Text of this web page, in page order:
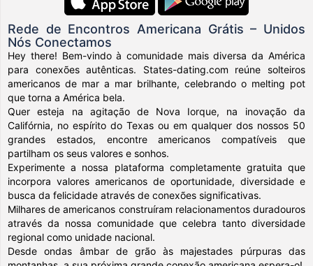
Rede de Encontros Americana Grátis – Unidos
Nós Conectamos
Hey there! Bem-vindo à comunidade mais diversa da América
para conexões autênticas. States-dating.com reúne solteiros
americanos de mar a mar brilhante, celebrando o melting pot
que torna a América bela.
Quer esteja na agitação de Nova Iorque, na inovação da
Califórnia, no espírito do Texas ou em qualquer dos nossos 50
grandes estados, encontre americanos compatíveis que
partilham os seus valores e sonhos.
Experimente a nossa plataforma completamente gratuita que
incorpora valores americanos de oportunidade, diversidade e
busca da felicidade através de conexões significativas.
Milhares de americanos construíram relacionamentos duradouros
através da nossa comunidade que celebra tanto diversidade
regional como unidade nacional.
Desde ondas âmbar de grão às majestades púrpuras das